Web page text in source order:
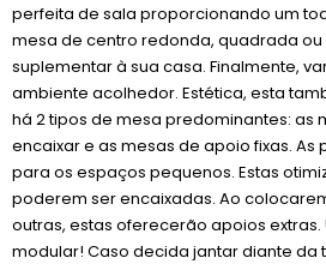
perfeita de sala proporcionando um
mesa de centro redonda, quadrada
suplementar à sua casa. Finalmente,
ambiente acolhedor. Estética, esta
há 2 tipos de mesa predominantes: as
encaixar e as mesas de apoio fixas. As
para os espaços pequenos. Estas
poderem ser encaixadas. Ao
outras, estas oferecerão apoios
modular! Caso decida jantar diante da